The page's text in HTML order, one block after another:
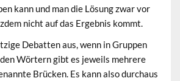
kann und man die Lösung zwar vor
nicht auf das Ergebnis kommt.
Debatten aus, wenn in Gruppen
Wörtern gibt es jeweils mehrere
Brücken. Es kann also durchaus